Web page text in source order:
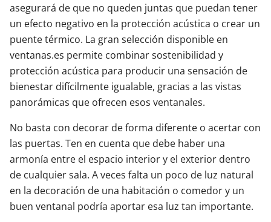
asegurará de que no queden juntas que puedan tener
un efecto negativo en la protección acústica o crear un
puente térmico. La gran selección disponible en
ventanas.es permite combinar sostenibilidad y
protección acústica para producir una sensación de
bienestar difícilmente igualable, gracias a las vistas
panorámicas que ofrecen esos ventanales.
No basta con decorar de forma diferente o acertar con
las puertas. Ten en cuenta que debe haber una
armonía entre el espacio interior y el exterior dentro
de cualquier sala. A veces falta un poco de luz natural
en la decoración de una habitación o comedor y un
buen ventanal podría aportar esa luz tan importante.